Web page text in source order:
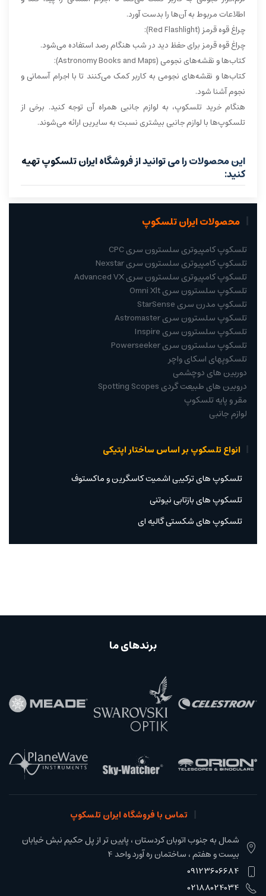
اطلاعات مربوط به آن‌ها را بدست آورد.
چراغ قوه قرمز (Red Flashlight):
چراغ قوه قرمز برای حفظ دید در شب هنگام رصد استفاده می‌شود.
کتاب‌ها و نقشه‌های نجومی (Astronomy Books and Maps):
کتاب‌ها و نقشه‌های نجومی به کاربر کمک می‌کنند تا با اجرام آسمانی و
نجوم آشنا شود.
هنگام خرید تلسکوپ، به لوازم جانبی همراه آن توجه کنید. برخی از
تلسکوپ‌ها با لوازم جانبی بیشتری نسبت به سایرین ارائه می‌شوند.
این محصولات را می توانید از فروشگاه ایران تلسکوپ تهیه
کنید:
محصولات ایران تلسکوپ
تلسکوپ کامپیوتری سلسترون سری CPC
تلسکوپ کامپیوتری سلسترون سری Nexstar
تلسکوپ کامپیوتری سلسترون سری Advanced VX
تلسکوپ سلسترون سری Omni Xlt
تلسکوپ مدرن سری StarSense
تلسکوپ سلسترون سری Astromaster
تلسکوپ سلسترون سری Inspire
تلسکوپ سلسترون سری Powerseeker
تلسکوپهای اسکای واچر
دوربین های دوچشمی
دروبین های طبیعت گردی Spotting Scopes
مقر و پایه تلسکوپ
لوازم جانبی
انواع تلسکوپ بر اساس ساختار اپتیکی
تلسکوپ های ترکیبی اشمیت کاسگرین و ماکستوف
تلسکوپ های بازتابی نیوتنی
تلسکوپ های شکستی گالیه ای
برندهای ما
تماس با فروشگاه ایران تلسکوپ
شمال به جنوب اتوبان کردستان ، پایین تر از پل حکیم نبش خیابان
بیست و هفتم ، ساختمان ره آورد واحد 4
09123606684
02188024034